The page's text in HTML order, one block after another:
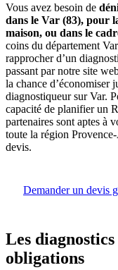
Vous avez besoin de
dans le Var (83), pour
maison, ou dans le
coins du département
rapprocher d’un
passant par notre site
la chance d’économiser
diagnostiqueur sur Var.
capacité de planifier un
partenaires sont aptes à
toute la région
devis.
Demander un devis
Les
obligations